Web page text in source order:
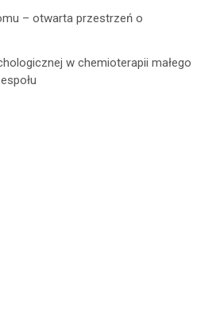
– otwarta przestrzeń o
w chemioterapii małego